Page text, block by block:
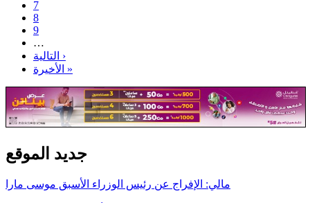
7
8
9
…
التالية ›
الأخيرة »
جديد الموقع
مالي: الإفراج عن رئيس الوزراء الأسبق موسى مارا